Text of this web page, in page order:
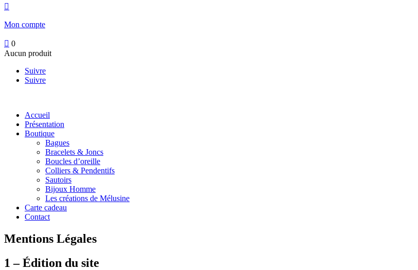

Mon compte
 0
Aucun produit
Suivre
Suivre
Accueil
Présentation
Boutique
Bagues
Bracelets & Joncs
Boucles d’oreille
Colliers & Pendentifs
Sautoirs
Bijoux Homme
Les créations de Mélusine
Carte cadeau
Contact
Mentions Légales
1 – Édition du site